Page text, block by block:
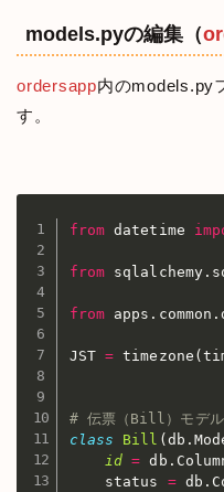
models.pyの編集（
ordersapp内のmodels.py
す。
from datetime
from sqlalchemy .
from apps . common .
JST = timezone (
# 伝票（Bill）モデル
class
Bill ( db .
id = db .
    status
= db .